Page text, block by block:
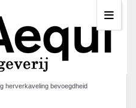
herverkaveling bevoegdheid